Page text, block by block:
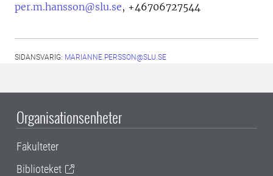
per.m.hansson@slu.se, +46706727544
SIDANSVARIG: MARIANNE.PERSSON@SLU.SE
Organisationsenheter
Fakulteter
Biblioteket